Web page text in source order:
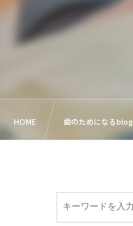
HOME 歯のためになるblog